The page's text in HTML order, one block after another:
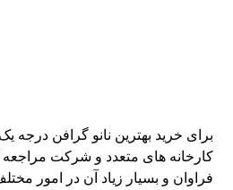
برای خرید بهترین نانو گرافن درجه
کارخانه های متعدد و شرکت مراجعه
فراوان و بسیار زیاد آن در امور